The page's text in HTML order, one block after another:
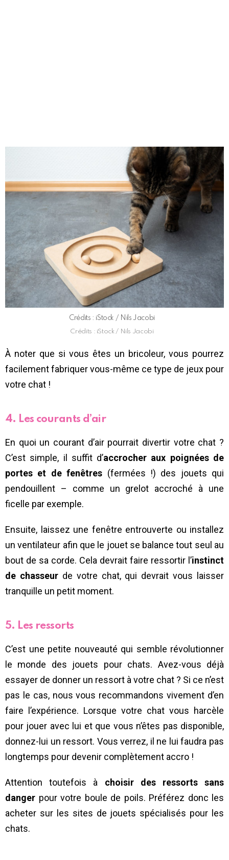
Crédits : iStock / Nils Jacobi
Crédits : iStock / Nils Jacobi
À noter que si vous êtes un bricoleur, vous pourrez
facilement fabriquer vous-même ce type de jeux pour
votre chat !
4. Les courants d’air
En quoi un courant d’air pourrait divertir votre chat ?
C’est simple, il suffit d’accrocher aux poignées de
portes et de fenêtres (fermées !) des jouets qui
pendouillent – comme un grelot accroché à une
ficelle par exemple.
Ensuite, laissez une fenêtre entrouverte ou installez
un ventilateur afin que le jouet se balance tout seul au
bout de sa corde. Cela devrait faire ressortir l’instinct
de chasseurde votre chat, qui devrait vous laisser
tranquille un petit moment.
5. Les ressorts
C’est une petite nouveauté qui semble révolutionner
le monde des jouets pour chats. Avez-vous déjà
essayer de donner un ressort à votre chat ? Si ce n’est
pas le cas, nous vous recommandons vivement d’en
faire l’expérience. Lorsque votre chat vous harcèle
pour jouer avec lui et que vous n’êtes pas disponible,
donnez-lui un ressort. Vous verrez, il ne lui faudra pas
longtemps pour devenir complètement accro !
Attention toutefois à choisir des ressorts sans
danger pour votre boule de poils. Préférez donc les
acheter sur les sites de jouets spécialisés pour les
chats.